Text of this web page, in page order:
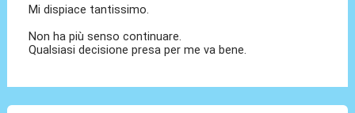
Mi dispiace tantissimo.
Non ha più senso continuare.
Qualsiasi decisione presa per me va bene.